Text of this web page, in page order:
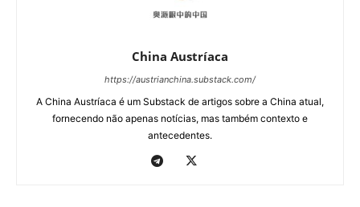
China Austríaca
https://austrianchina.substack.com/
A China Austríaca é um Substack de artigos sobre a China atual,
fornecendo não apenas notícias, mas também contexto e
antecedentes.